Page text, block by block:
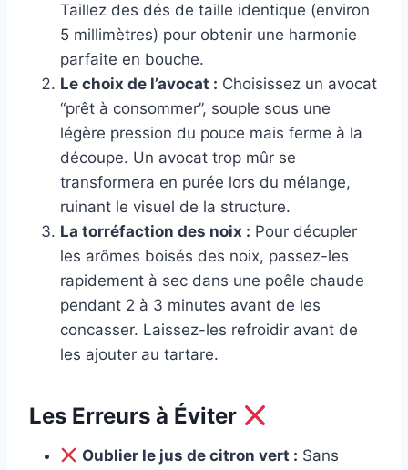
Taillez des dés de taille identique (environ
5 millimètres) pour obtenir une harmonie
parfaite en bouche.
Le choix de l’avocat : Choisissez un avocat
“prêt à consommer”, souple sous une
légère pression du pouce mais ferme à la
découpe. Un avocat trop mûr se
transformera en purée lors du mélange,
ruinant le visuel de la structure.
La torréfaction des noix : Pour décupler
les arômes boisés des noix, passez-les
rapidement à sec dans une poêle chaude
pendant 2 à 3 minutes avant de les
concasser. Laissez-les refroidir avant de
les ajouter au tartare.
Les Erreurs à Éviter
Oublier le jus de citron vert : Sans